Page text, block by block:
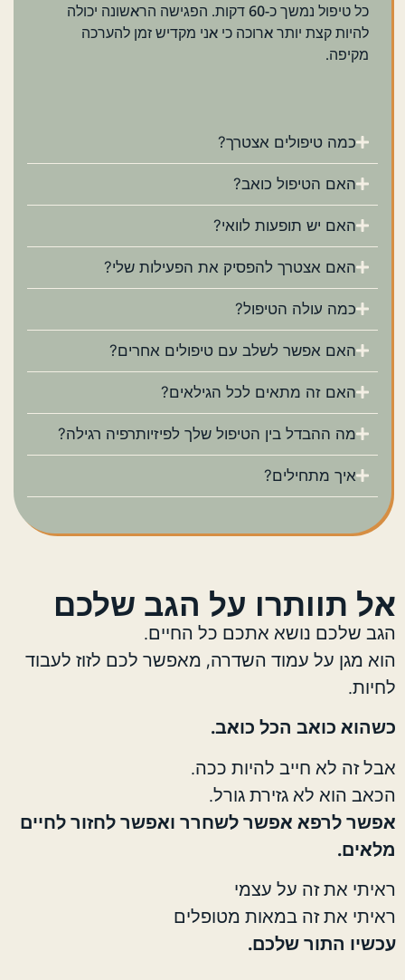
כל טיפול נמשך כ-60 דקות. הפגישה הראשונה יכולה
להיות קצת יותר ארוכה כי אני מקדיש זמן להערכה
מקיפה.
כמה טיפולים אצטרך?
האם הטיפול כואב?
האם יש תופעות לוואי?
האם אצטרך להפסיק את הפעילות שלי?
כמה עולה הטיפול?
האם אפשר לשלב עם טיפולים אחרים?
האם זה מתאים לכל הגילאים?
מה ההבדל בין הטיפול שלך לפיזיותרפיה רגילה?
איך מתחילים?
אל תוותרו על הגב שלכם
הגב שלכם נושא אתכם כל החיים.
הוא מגן על עמוד השדרה, מאפשר לכם לזוז לעבוד
לחיות.
כשהוא כואב הכל כואב.
אבל זה לא חייב להיות ככה.
הכאב הוא לא גזירת גורל.
אפשר לרפא אפשר לשחרר ואפשר לחזור לחיים
מלאים.
ראיתי את זה על עצמי
ראיתי את זה במאות מטופלים
עכשיו התור שלכם.